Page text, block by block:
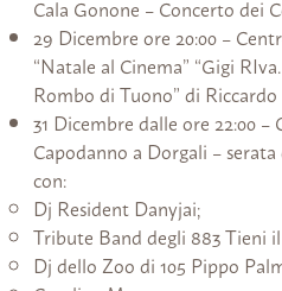
Cala Gonone – Concerto dei
29 Dicembre ore 20:00 –
“Natale al Cinema” “Gigi
Rombo di Tuono” di
31 Dicembre dalle ore 22:00 –
Capodanno a Dorgali –
con:
Dj Resident Danyjai;
Tribute Band degli 883 Tieni
Dj dello Zoo di 105 Pippo